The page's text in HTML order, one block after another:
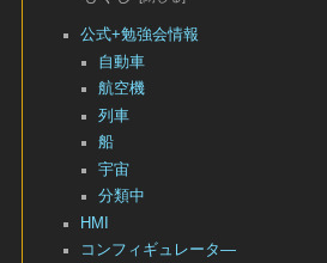
公式+勉強会情報
自動車
航空機
列車
船
宇宙
分類中
HMI
コンフィギュレータ―